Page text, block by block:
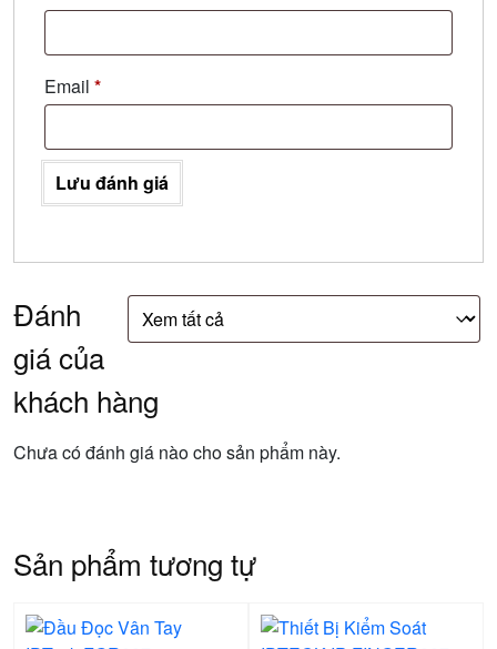
Email *
Lưu đánh giá
Đánh
giá của
khách hàng
Chưa có đánh giá nào cho sản phẩm này.
Sản phẩm tương tự